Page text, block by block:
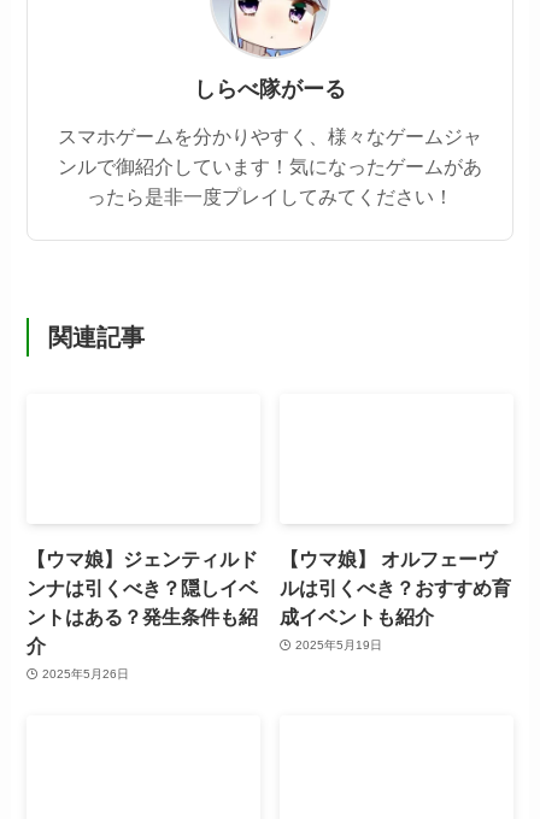
しらべ隊がーる
スマホゲームを分かりやすく、様々なゲームジャ
ンルで御紹介しています！気になったゲームがあ
ったら是非一度プレイしてみてください！
関連記事
【ウマ娘】ジェンティルド
ンナは引くべき？隠しイベ
ントはある？発生条件も紹
介
2025年5月26日
【ウマ娘】 オルフェーヴ
ルは引くべき？おすすめ育
成イベントも紹介
2025年5月19日